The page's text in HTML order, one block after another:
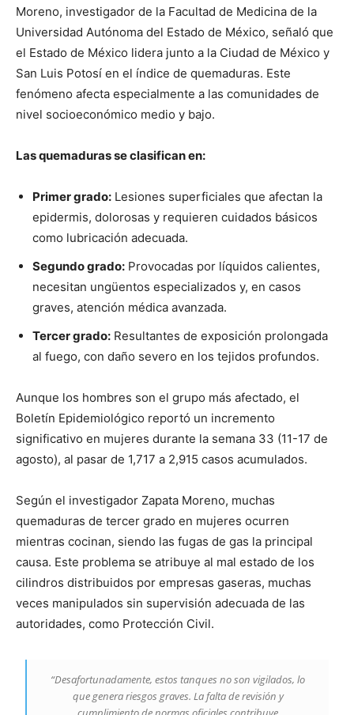
Moreno, investigador de la Facultad de Medicina de la
Universidad Autónoma del Estado de México, señaló que
el Estado de México lidera junto a la Ciudad de México y
San Luis Potosí en el índice de quemaduras. Este
fenómeno afecta especialmente a las comunidades de
nivel socioeconómico medio y bajo.
Las quemaduras se clasifican en:
Primer grado: Lesiones superficiales que afectan la
epidermis, dolorosas y requieren cuidados básicos
como lubricación adecuada.
Segundo grado: Provocadas por líquidos calientes,
necesitan ungüentos especializados y, en casos
graves, atención médica avanzada.
Tercer grado: Resultantes de exposición prolongada
al fuego, con daño severo en los tejidos profundos.
Aunque los hombres son el grupo más afectado, el
Boletín Epidemiológico reportó un incremento
significativo en mujeres durante la semana 33 (11-17 de
agosto), al pasar de 1,717 a 2,915 casos acumulados.
Según el investigador Zapata Moreno, muchas
quemaduras de tercer grado en mujeres ocurren
mientras cocinan, siendo las fugas de gas la principal
causa. Este problema se atribuye al mal estado de los
cilindros distribuidos por empresas gaseras, muchas
veces manipulados sin supervisión adecuada de las
autoridades, como Protección Civil.
“Desafortunadamente, estos tanques no son vigilados, lo
que genera riesgos graves. La falta de revisión y